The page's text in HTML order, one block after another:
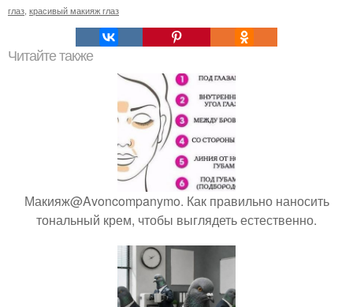
глаз красивый макияж глаз
Читайте также
Макияж@Avoncompanymo. Как правильно наносить
тональный крем, чтобы выглядеть естественно.